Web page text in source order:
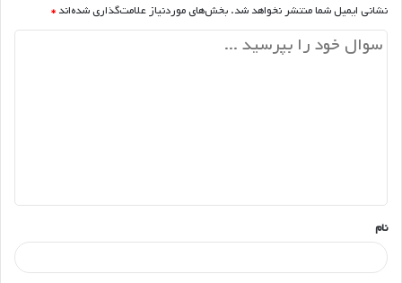
نشانی ایمیل شما منتشر نخواهد شد. بخش‌های موردنیاز علامت‌گذاری شده‌اند *
*
نام